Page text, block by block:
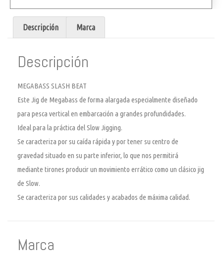
Descripción Marca
Descripción
MEGABASS SLASH BEAT
Este Jig de Megabass de forma alargada especialmente diseñado
para pesca vertical en embarcación a grandes profundidades.
Ideal para la práctica del Slow Jigging.
Se caracteriza por su caída rápida y por tener su centro de
gravedad situado en su parte inferior, lo que nos permitirá
mediante tirones producir un movimiento errático como un clásico jig
de Slow.
Se caracteriza por sus calidades y acabados de máxima calidad.
Marca